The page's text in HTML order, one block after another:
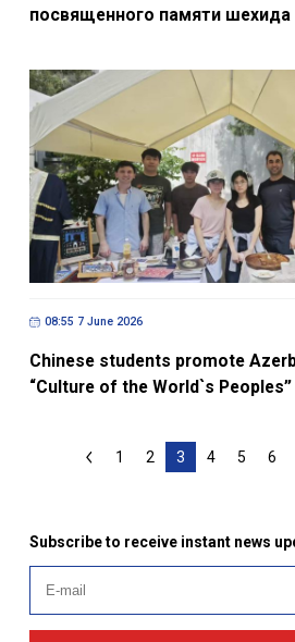
посвященного памяти шехида
08:55 7 June 2026
Chinese students promote
“Culture of the World`s
1 2 3 4 5 6
Subscribe to receive instant news